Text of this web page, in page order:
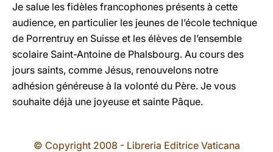
Je salue les fidèles francophones présents à cette
audience, en particulier les jeunes de l’école technique
de Porrentruy en Suisse et les élèves de l’ensemble
scolaire Saint-Antoine de Phalsbourg. Au cours des
jours saints, comme Jésus, renouvelons notre
adhésion généreuse à la volonté du Père. Je vous
souhaite déjà une joyeuse et sainte Pâque.
© Copyright 2008 - Libreria Editrice Vaticana